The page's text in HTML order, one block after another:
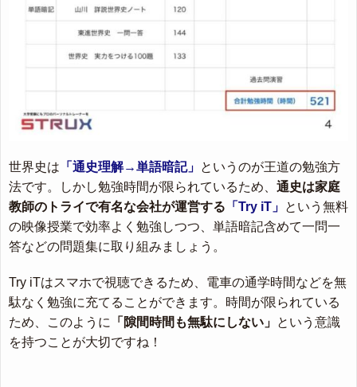
世界史は 「通史理解→単語暗記」 というのが王道の勉強方
法です。しかし勉強時間が限られているため、 通史は家庭
教師のトライで有名な会社が運営する 「Try iT」 という無料
の映像授業で効率よく勉強しつつ、単語暗記含めて一問一
答などの問題集に取り組みましょう。
Try iTはスマホで視聴できるため、電車の通学時間などを無
駄なく勉強に充てることができます。時間が限られている
ため、このように 「隙間時間も無駄にしない」 という意識
を持つことが大切ですね！